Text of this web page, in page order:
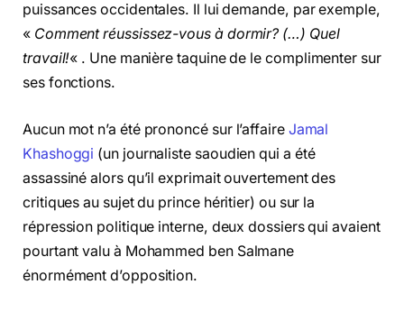
puissances occidentales. Il lui demande, par exemple,
« Comment réussissez-vous à dormir? (…) Quel
travail!« . Une manière taquine de le complimenter sur
ses fonctions.
Aucun mot n’a été prononcé sur l’affaire Jamal
Khashoggi (un journaliste saoudien qui a été
assassiné alors qu’il exprimait ouvertement des
critiques au sujet du prince héritier) ou sur la
répression politique interne, deux dossiers qui avaient
pourtant valu à Mohammed ben Salmane
énormément d’opposition.